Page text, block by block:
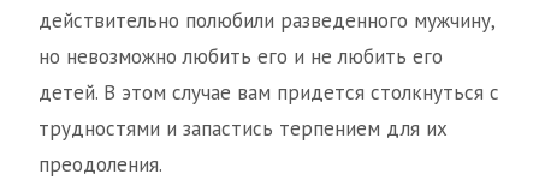
действительно полюбили разведенного мужчину,
но невозможно любить его и не любить его
детей. В этом случае вам придется столкнуться с
трудностями и запастись терпением для их
преодоления.